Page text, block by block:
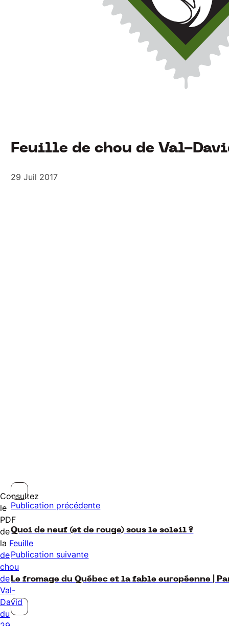
Feuille de chou de Val-
29 Juil 2017
Consultez
le
PDF
de
la Feuille
de
chou
de
Val-
David
du
Publication précédente
Quoi de neuf (et de rouge) sous le soleil ?
Publication suivante
Le fromage du Québec et la fable européenne |